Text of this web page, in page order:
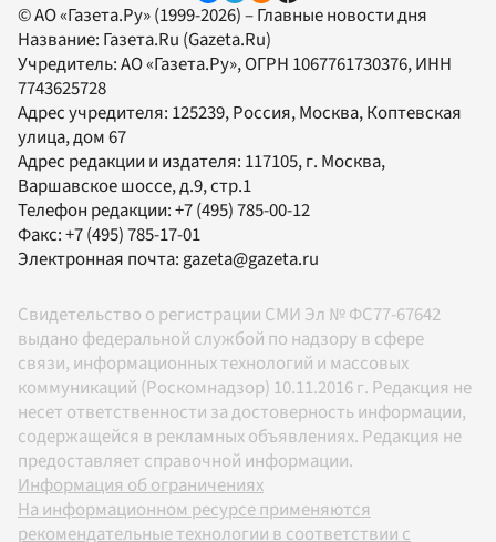
© АО «Газета.Ру» (1999-2026) – Главные новости дня
Название: Газета.Ru (Gazeta.Ru)
Учредитель:АО «Газета.Ру», ОГРН 1067761730376, ИНН
7743625728
Адрес учредителя: 125239, Россия, Москва, Коптевская
улица, дом 67
Адрес редакции и издателя: 117105, г. Москва,
Варшавское шоссе, д.9, стр.1
Телефон редакции:+7 (495) 785-00-12
Факс:+7 (495) 785-17-01
Электронная почта: gazeta@gazeta.ru
Свидетельство о регистрации СМИ Эл № ФС77-67642
выдано федеральной службой по надзору в сфере
связи, информационных технологий и массовых
коммуникаций (Роскомнадзор) 10.11.2016 г. Редакция не
несет ответственности за достоверность информации,
содержащейся в рекламных объявлениях. Редакция не
предоставляет справочной информации.
Информация об ограничениях
На информационном ресурсе применяются
рекомендательные технологии в соответствии с